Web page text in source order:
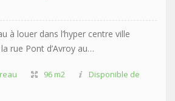
à louer dans l’hyper centre ville
rue Pont d’Avroy au…
96 m2
Disponible de